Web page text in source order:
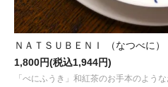
2026.01.29
春摘みダージリンや台湾烏龍茶
2026年もよろしくお願いいたし
“新春吉例！ＧＭＴ紅茶の福袋
ＮＡＴＳＵＢＥＮＩ （なつべに）
1,800円(税込1,944円)
「べにふうき」和紅茶のお手本のような